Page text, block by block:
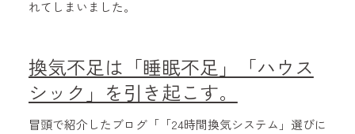
れてしまいました。
換気不足は「睡眠不足」「ハウス
シック」を引き起こす。
冒頭で紹介したブログ「「24時間換気システム」選びに